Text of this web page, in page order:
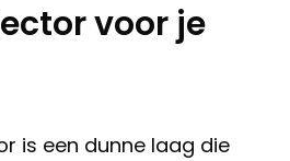
voor je
is een dunne laag die